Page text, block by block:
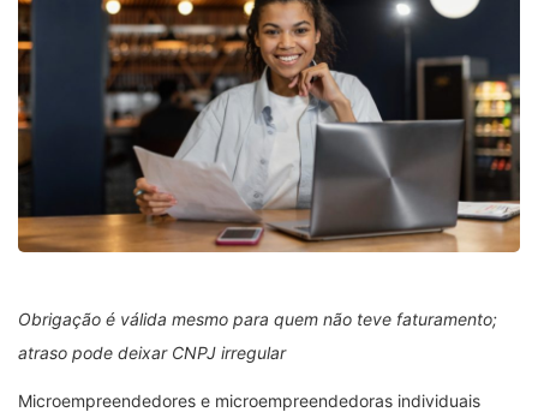
Obrigação é válida mesmo para quem não teve faturamento;
atraso pode deixar CNPJ irregular
Microempreendedores e microempreendedoras individuais